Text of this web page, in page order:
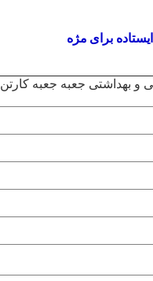
برای مژه
و بهداشتی جعبه جعبه کارتن